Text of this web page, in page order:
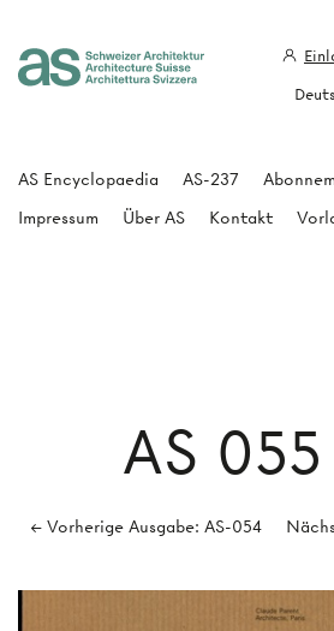
AS 055
← Vorherige Ausgabe: AS-054
AS Encyclopaedia AS-237
Impressum
Über AS Kontakt